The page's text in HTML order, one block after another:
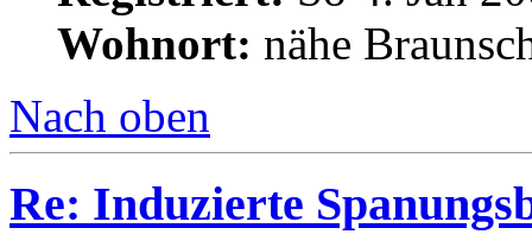
Wohnort: nähe
Nach oben
Re: Induzierte